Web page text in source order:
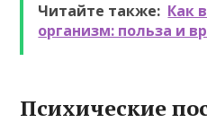
Читайте также: Как
организм: польза и
Психические